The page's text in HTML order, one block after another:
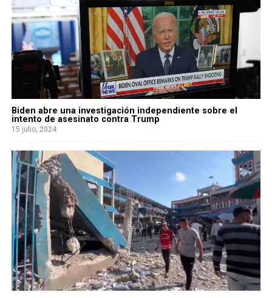
Biden abre una investigación independiente sobre el
intento de asesinato contra Trump
15 julio, 2024